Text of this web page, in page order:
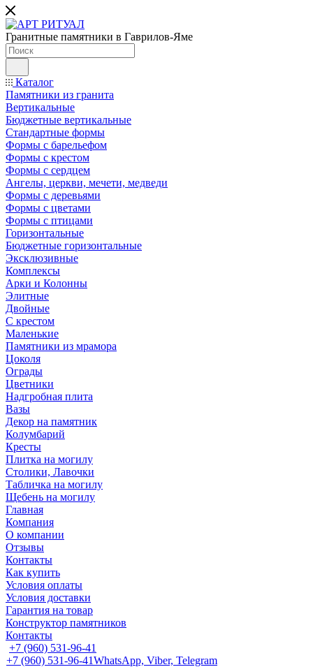
Гранитные памятники в Гаврилов-Яме
Каталог
Памятники из гранита
Вертикальные
Бюджетные вертикальные
Стандартные формы
Формы с барельефом
Формы с крестом
Формы с сердцем
Ангелы, церкви, мечети, медведи
Формы с деревьями
Формы с цветами
Формы с птицами
Горизонтальные
Бюджетные горизонтальные
Эксклюзивные
Комплексы
Арки и Колонны
Элитные
Двойные
С крестом
Маленькие
Памятники из мрамора
Цоколя
Ограды
Цветники
Надгробная плита
Вазы
Декор на памятник
Колумбарий
Кресты
Плитка на могилу
Столики, Лавочки
Табличка на могилу
Щебень на могилу
Главная
Компания
О компании
Отзывы
Контакты
Как купить
Условия оплаты
Условия доставки
Гарантия на товар
Конструктор памятников
Контакты
+7 (960) 531-96-41
+7 (960) 531-96-41WhatsApp, Viber, Telegram